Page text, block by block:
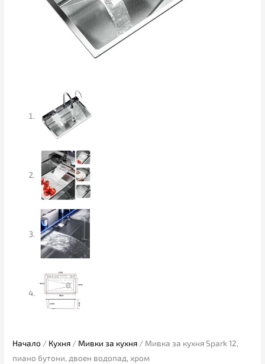
Начало / Кухня / Мивки за кухня / Мивка за кухня Spark 12,
пиано бутони, двоен водопад, хром